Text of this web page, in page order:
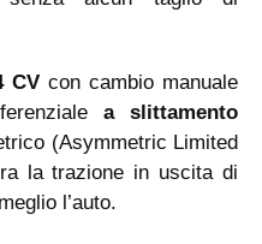
CV con cambio manuale
a slittamento
(Asymmetric Limited
la trazione in uscita di
l’auto.